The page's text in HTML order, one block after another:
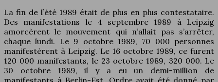
La fin de l’été 1989 était de plus en plus contestataire.
Des manifestations le 4 septembre 1989 à Leipzig
amorcèrent le mouvement qui n’allait pas s’arrêter,
chaque lundi. Le 9 octobre 1989, 70 000 personnes
manifestèrent à Leipzig. Le 16 octobre 1989, ce furent
120 000 manifestants, le 23 octobre 1989, 320 000. Le
30 octobre 1989, il y a eu un demi-million de
manifestants à Berlin-Est. Ordre avait été donné par